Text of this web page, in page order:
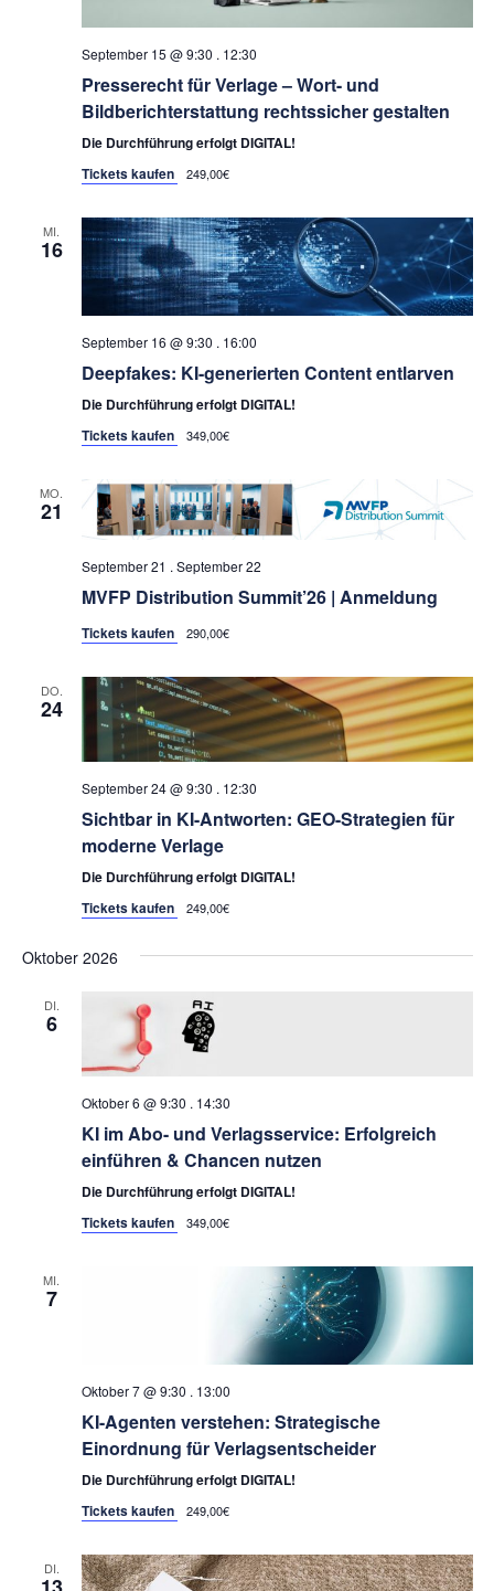
September 15 @ 9:30 . 12:30
Presserecht für Verlage – Wort- und
Bildberichterstattung rechtssicher gestalten
Die Durchführung erfolgt DIGITAL!
Tickets kaufen
249,00€
MI.
16
September 16 @ 9:30 . 16:00
Deepfakes: KI-generierten Content entlarven
Die Durchführung erfolgt DIGITAL!
Tickets kaufen
349,00€
MO.
21
September 21 . September 22
MVFP Distribution Summit’26 | Anmeldung
Tickets kaufen 290,00€
DO.
24
September 24 @ 9:30 . 12:30
Sichtbar in KI-Antworten: GEO-Strategien für
moderne Verlage
Die Durchführung erfolgt DIGITAL!
Tickets kaufen
249,00€
Oktober 2026
DI.
6
Oktober 6 @ 9:30 . 14:30
KI im Abo- und Verlagsservice: Erfolgreich
einführen & Chancen nutzen
Die Durchführung erfolgt DIGITAL!
Tickets kaufen
349,00€
MI.
7
Oktober 7 @ 9:30 . 13:00
KI-Agenten verstehen: Strategische
Einordnung für Verlagsentscheider
Die Durchführung erfolgt DIGITAL!
Tickets kaufen
249,00€
DI.